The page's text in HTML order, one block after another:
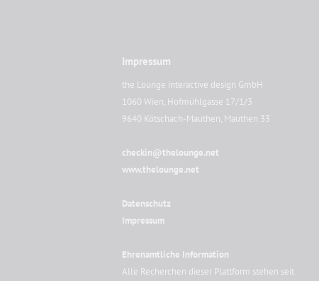
Impressum
the Lounge interactive design GmbH
1060 Wien, Hofmühlgasse 17/1/3
9640 Kötschach-Mauthen, Mauthen 33
checkin@thelounge.net
www.thelounge.net
Datenschutz
Impressum
Ehrenamtliche Information
Alle Recherchen dieser Plattform stehen seit